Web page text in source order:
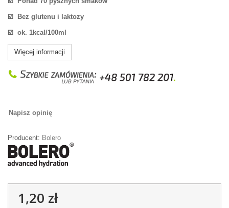
☑️ Bez glutenu i laktozy
☑️ ok. 1kcal/100ml
Więcej informacji
Napisz opinię
Producent: Bolero
1,20 zł